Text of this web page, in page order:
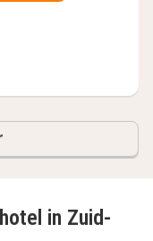
hotels
in Zuid-